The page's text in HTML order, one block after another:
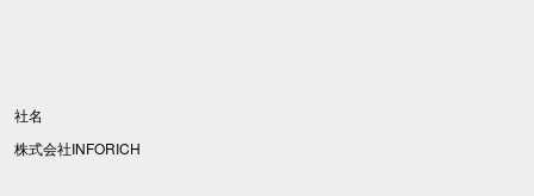
社名
株式会社INFORICH